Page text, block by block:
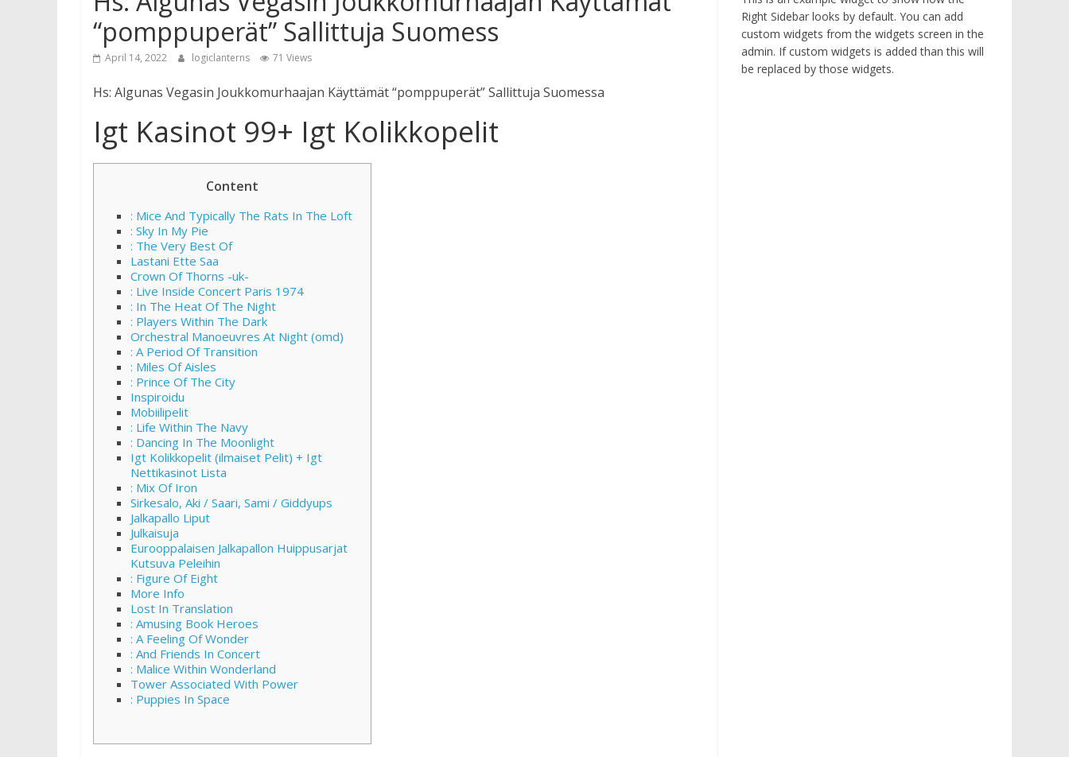
“pomppuperät” Sallittuja Suomess
April 14, 2022 logiclanterns 71 Views
Hs: Algunas Vegasin Joukkomurhaajan Käyttämät “pomppuperät” Sallittuja Suomessa
Igt Kasinot 99+ Igt Kolikkopelit
Content
: Mice And Typically The Rats In The Loft
: Sky In My Pie
: The Very Best Of
Lastani Ette Saa
Crown Of Thorns -uk-
: Live Inside Concert Paris 1974
: In The Heat Of The Night
: Players Within The Dark
Orchestral Manoeuvres At Night (omd)
: A Period Of Transition
: Miles Of Aisles
: Prince Of The City
Inspiroidu
Mobiilipelit
: Life Within The Navy
: Dancing In The Moonlight
Igt Kolikkopelit (ilmaiset Pelit) + Igt
Nettikasinot Lista
: Mix Of Iron
Sirkesalo, Aki / Saari, Sami / Giddyups
Jalkapallo Liput
Julkaisuja
Eurooppalaisen Jalkapallon Huippusarjat
Kutsuva Peleihin
: Figure Of Eight
More Info
Lost In Translation
: Amusing Book Heroes
: A Feeling Of Wonder
: And Friends In Concert
: Malice Within Wonderland
Tower Associated With Power
: Puppies In Space
Right Sidebar looks by default. You can add
custom widgets from the widgets screen in the
admin. If custom widgets is added than this will
be replaced by those widgets.